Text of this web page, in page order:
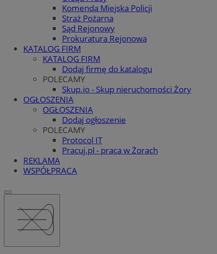
Komenda Miejska Policji
Straż Pożarna
Sąd Rejonowy
Prokuratura Rejonowa
KATALOG FIRM
KATALOG FIRM
Dodaj firmę do katalogu
POLECAMY
Skup.io - Skup nieruchomości Żory
OGŁOSZENIA
OGŁOSZENIA
Dodaj ogłoszenie
POLECAMY
Protocol IT
Pracuj.pl - praca w Żorach
REKLAMA
WSPÓŁPRACA